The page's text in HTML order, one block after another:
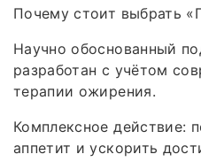
Почему стоит выбрать
Научно обоснованный
разработан с учётом
терапии ожирения.
Комплексное действие:
аппетит и ускорить